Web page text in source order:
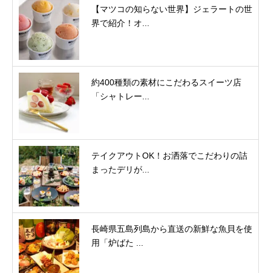
【マツコの知らない世界】ジェラートの世
界で紹介！オ...
約400種類の素材にこだわるスイーツ店
「シャトレー...
テイクアウトOK！お洒落でこだわりの詰
まったデリが...
長崎県五島列島から直送の新鮮な魚貝を使
用「炉ばた ...